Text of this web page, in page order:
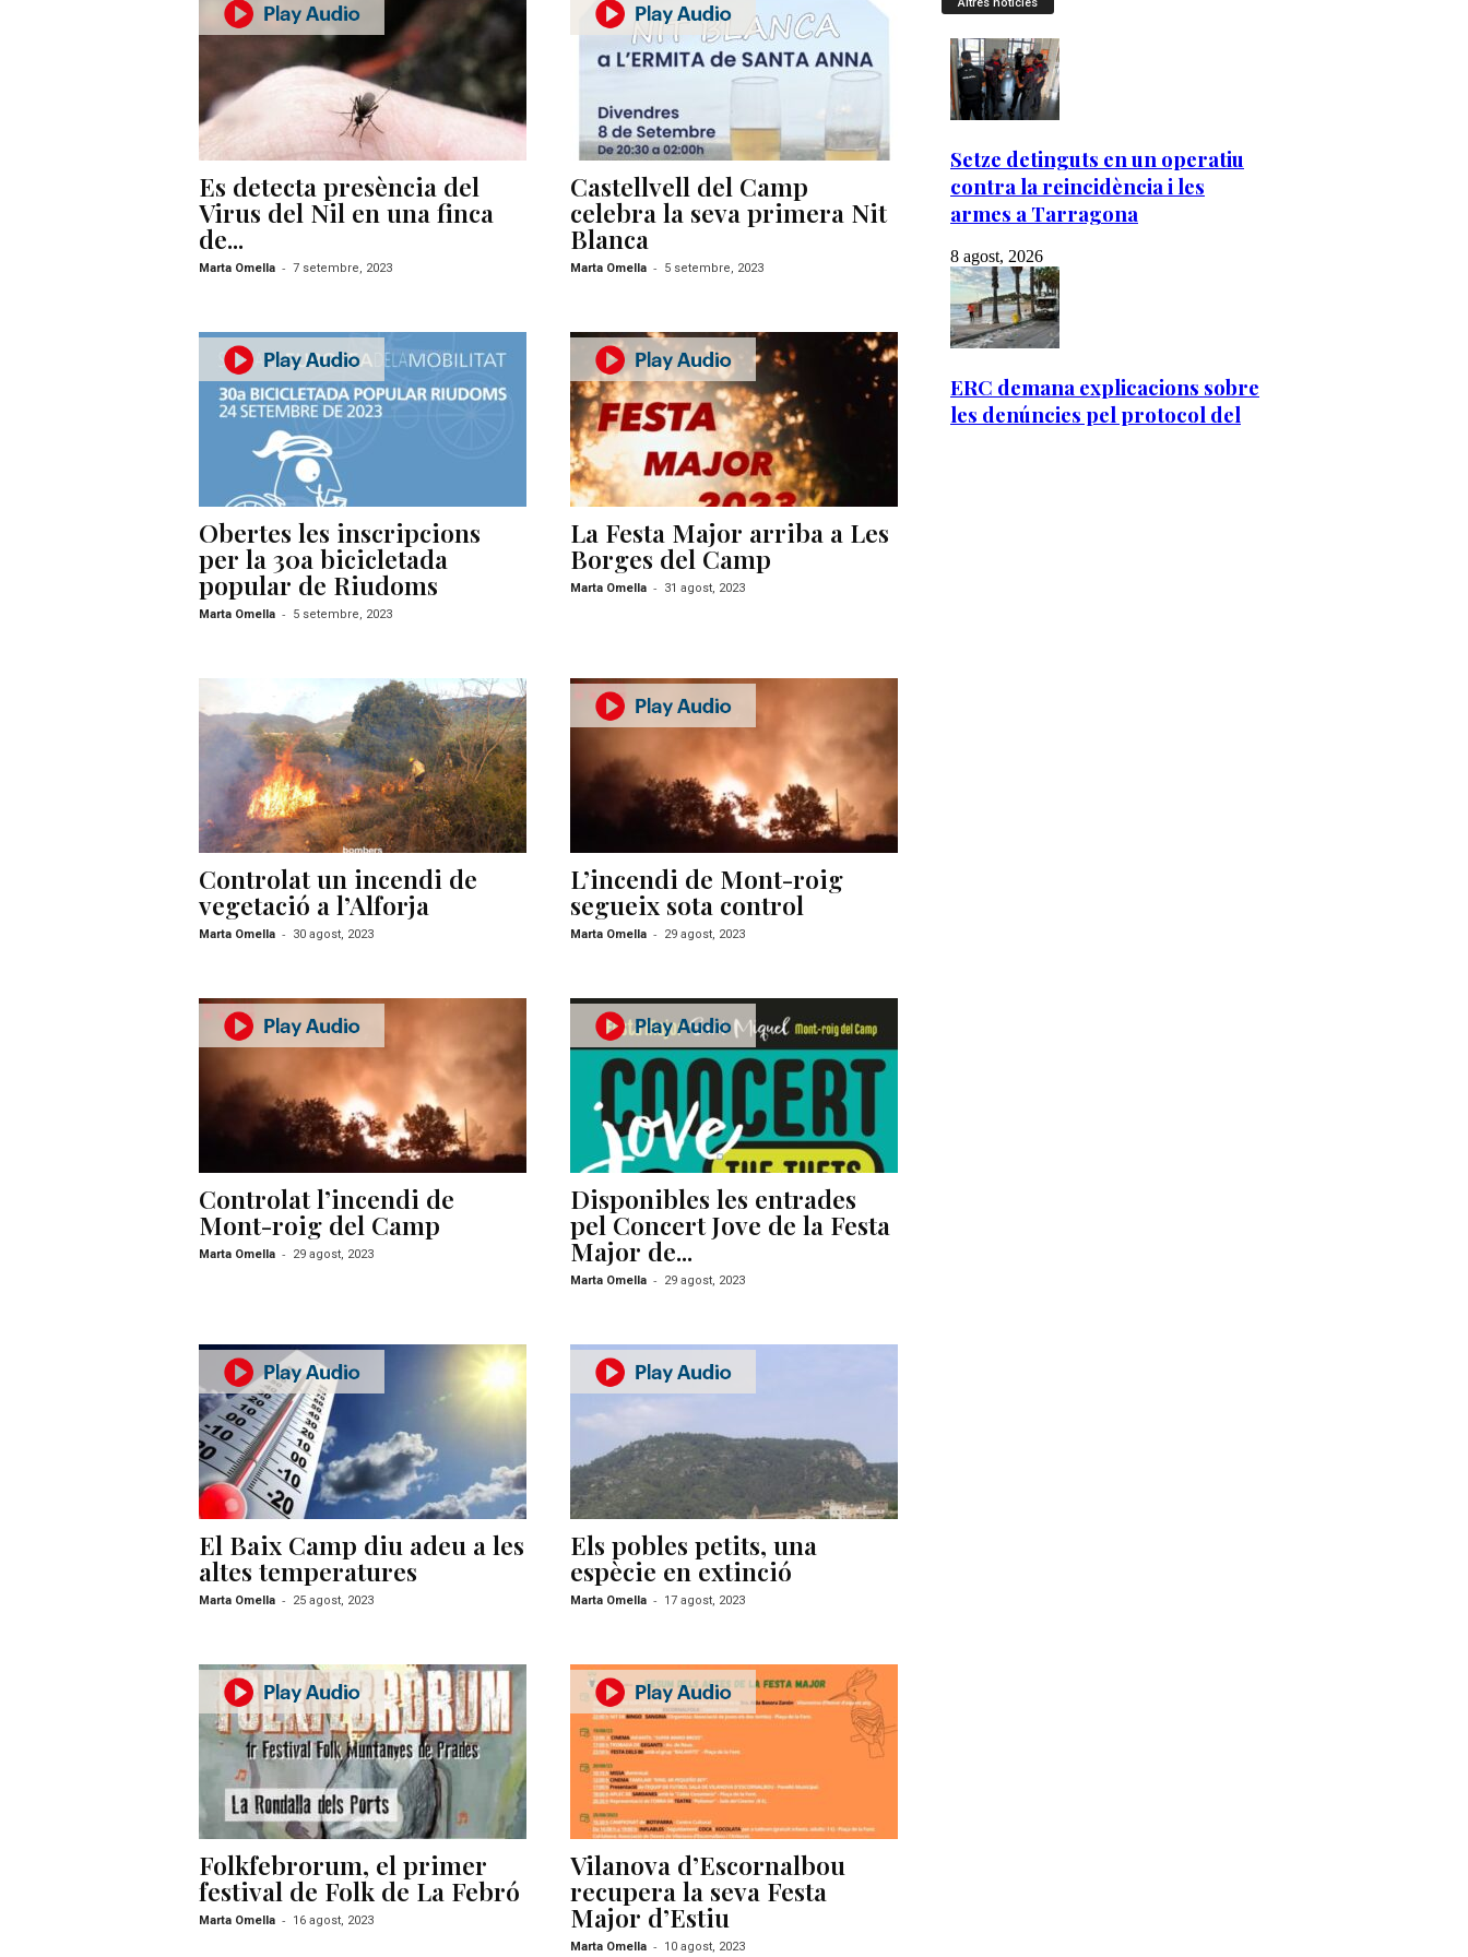
Es detecta presència del
Virus del Nil en una finca
de...
Marta Omella - 7 setembre, 2023
Castellvell del Camp
celebra la seva primera Nit
Blanca
Marta Omella - 5 setembre, 2023
Obertes les inscripcions
per la 30a bicicletada
popular de Riudoms
Marta Omella - 5 setembre, 2023
La Festa Major arriba a Les
Borges del Camp
Marta Omella - 31 agost, 2023
Controlat un incendi de
vegetació a l’Alforja
Marta Omella - 30 agost, 2023
L’incendi de Mont-roig
segueix sota control
Marta Omella - 29 agost, 2023
Controlat l’incendi de
Mont-roig del Camp
Marta Omella - 29 agost, 2023
Disponibles les entrades
pel Concert Jove de la Festa
Major de...
Marta Omella - 29 agost, 2023
El Baix Camp diu adeu a les
altes temperatures
Marta Omella - 25 agost, 2023
Els pobles petits, una
espècie en extinció
Marta Omella - 17 agost, 2023
Folkfebrorum, el primer
festival de Folk de La Febró
Marta Omella - 16 agost, 2023
Vilanova d’Escornalbou
recupera la seva Festa
Major d’Estiu
Marta Omella - 10 agost, 2023